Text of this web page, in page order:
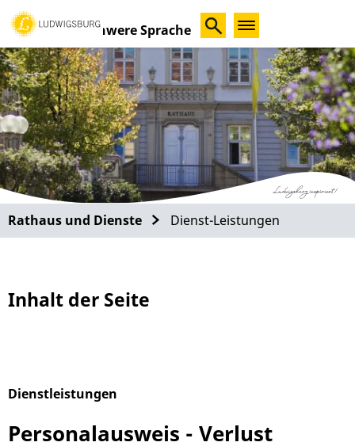
Schwere Sprache
Rathaus und Dienste Dienst-Leistungen
Inhalt der Seite
Dienstleistungen
Personalausweis - Verlust